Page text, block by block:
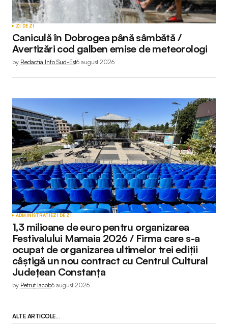
ZI DE ZI
Caniculă în Dobrogea până sâmbătă /
Avertizări cod galben emise de meteorologi
by Redactia Info Sud-Est6 august 2026
ADMINISTRAȚIEZI DE ZI
1,3 milioane de euro pentru organizarea
Festivalului Mamaia 2026 / Firma care s-a
ocupat de organizarea ultimelor trei ediții
câștigă un nou contract cu Centrul Cultural
Județean Constanța
by Petruț Iacob6 august 2026
ALTE ARTICOLE...